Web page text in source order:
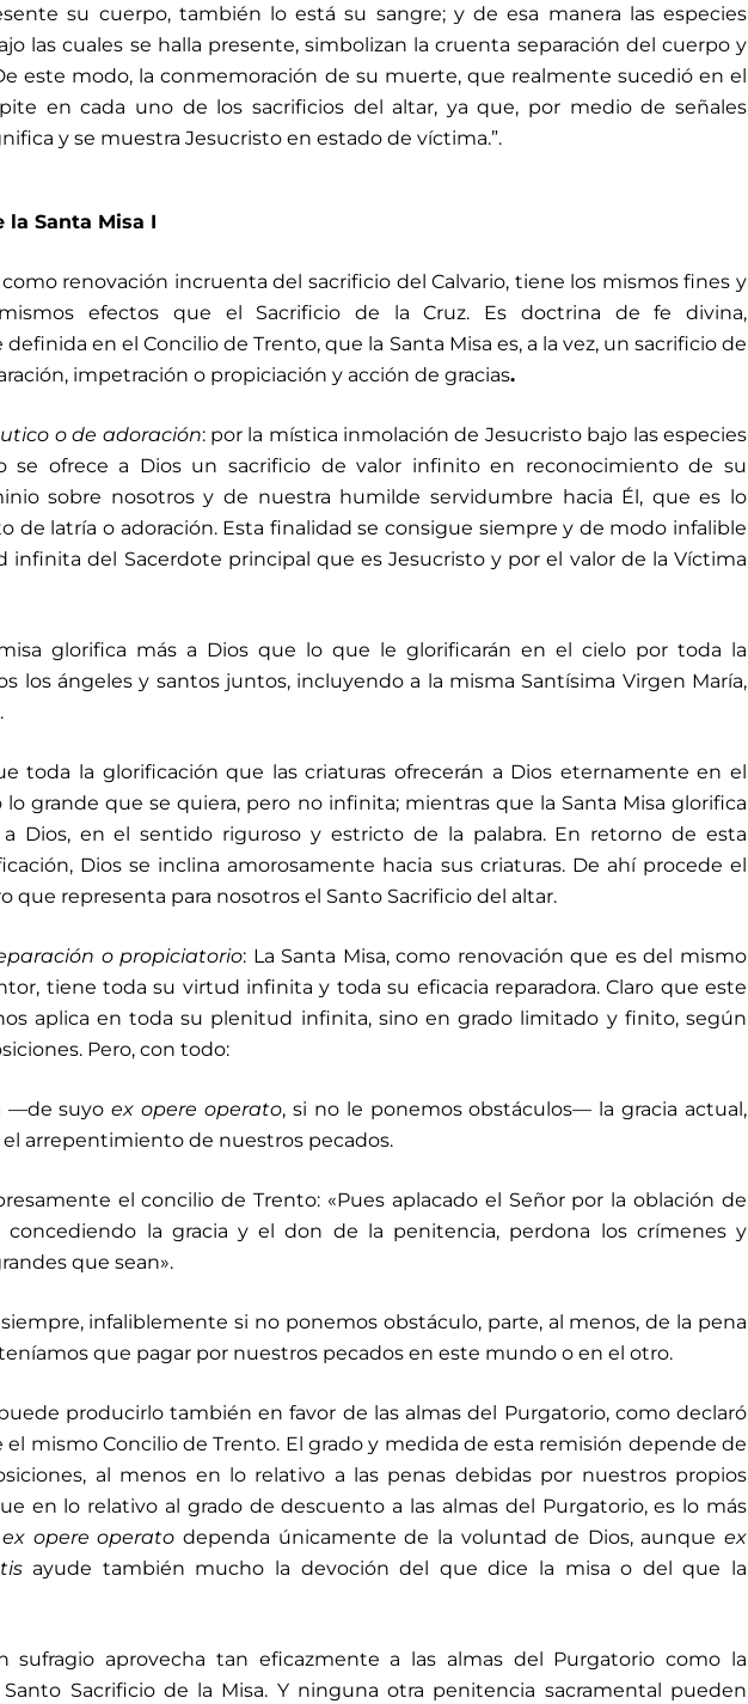
su cuerpo, también lo está su sangre; y de esa manera las especies
las cuales se halla presente, simbolizan la cruenta separación del cuerpo y
este modo, la conmemoración de su muerte, que realmente sucedió en el
en cada uno de los sacrificios del altar, ya que, por medio de señales
y se muestra Jesucristo en estado de víctima.”.
la Santa Misa I
como renovación incruenta del sacrificio del Calvario, tiene los mismos fines y
efectos que el Sacrificio de la Cruz. Es doctrina de fe divina,
en el Concilio de Trento, que la Santa Misa es, a la vez, un sacrificio de
impetración o propiciación y acción de gracias.
o de adoración: por la mística inmolación de Jesucristo bajo las especies
se ofrece a Dios un sacrificio de valor infinito en reconocimiento de su
sobre nosotros y de nuestra humilde servidumbre hacia Él, que es lo
de latría o adoración. Esta finalidad se consigue siempre y de modo infalible
infinita del Sacerdote principal que es Jesucristo y por el valor de la Víctima
glorifica más a Dios que lo que le glorificarán en el cielo por toda la
los ángeles y santos juntos, incluyendo a la misma Santísima Virgen María,
toda la glorificación que las criaturas ofrecerán a Dios eternamente en el
lo grande que se quiera, pero no infinita; mientras que la Santa Misa glorifica
Dios, en el sentido riguroso y estricto de la palabra. En retorno de esta
Dios se inclina amorosamente hacia sus criaturas. De ahí procede el
que representa para nosotros el Santo Sacrificio del altar.
o propiciatorio: La Santa Misa, como renovación que es del mismo
tiene toda su virtud infinita y toda su eficacia reparadora. Claro que este
aplica en toda su plenitud infinita, sino en grado limitado y finito, según
Pero, con todo:
—de suyoex opere operato, si no le ponemos obstáculos— la gracia actual,
el arrepentimiento de nuestros pecados.
el concilio de Trento: «Pues aplacado el Señor por la oblación de
concediendo la gracia y el don de la penitencia, perdona los crímenes y
que sean».
infaliblemente si no ponemos obstáculo, parte, al menos, de la pena
que pagar por nuestros pecados en este mundo o en el otro.
producirlo también en favor de las almas del Purgatorio, como declaró
mismo Concilio de Trento. El grado y medida de esta remisión depende de
al menos en lo relativo a las penas debidas por nuestros propios
en lo relativo al grado de descuento a las almas del Purgatorio, es lo más
ex opere operato dependa únicamente de la voluntad de Dios, aunque ex
ayude también mucho la devoción del que dice la misa o del que la
sufragio aprovecha tan eficazmente a las almas del Purgatorio como la
Sacrificio de la Misa. Y ninguna otra penitencia sacramental pueden